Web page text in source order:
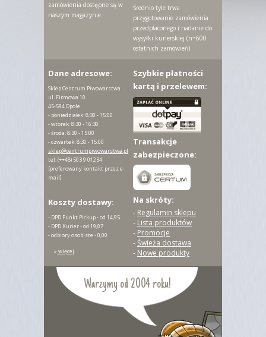
Warzymy od 2004 roku!
zamówienia dostępne są w
naszym magazynie.
Średnio tyle trwa
przygotowanie zamówienia
przedpłaconego i nadanie do
wysyłki kurierskiej (n=600
ostatnich zamówień).
Dane adresowe:
Sklep Centrum Piwowarstwa
ul. Firmowa 10
45-594 Opole
- poniedziałek: 8:30 - 15:00
- wtorek: 8:30 - 16:30
- środa: 8:30 - 15:00
- czwartek: 8:30 - 15:00
sklep@centrumpiwowarstwa.pl
tel.(++48) 503 9 01234
[preferowany kontakt przez e-
mail]
Szybkie płatności
kartą i przelewem:
Transakcje
zabezpieczone:
Koszty dostawy:
- DPD Punkt Pickup - od 14,95
- DPD Kurier - od 19,07
- odbiory osobiste - 0,00
» więcej
Na skróty:
- Regulamin sklepu
- Lista produktów
- Promocje
-Świeża dostawa
- Nowe produkty